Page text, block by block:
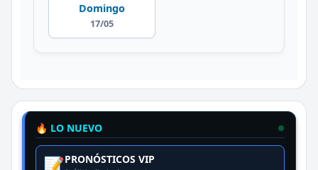
Domingo
17/05
🔥 LO NUEVO
📝PRONÓSTICOS VIP